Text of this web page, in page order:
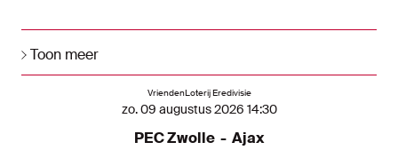
Toon meer
Komende wedstrijden
VriendenLoterij Eredivisie
zo. 09 augustus 2026 14:30
PEC Zwolle - Ajax